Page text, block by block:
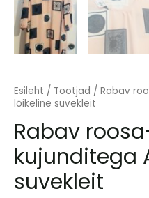
Esileht / Tootjad / Rabav
lõikeline suvekleit
Rabav
kujunditega
suvekleit